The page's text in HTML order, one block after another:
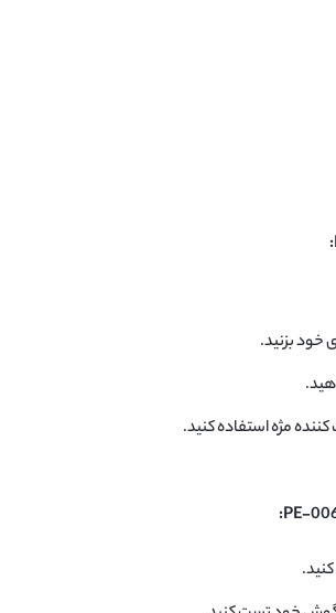
بزنید.
مژه استفاده کنید.